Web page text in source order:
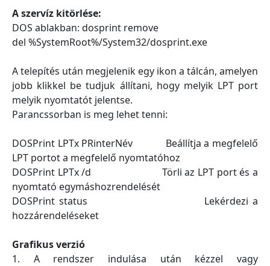
A szervíz kitörlése:
DOS ablakban: dosprint remove
del %SystemRoot%/System32/dosprint.exe
A telepítés után megjelenik egy ikon a tálcán, amelyen
jobb klikkel be tudjuk állítani, hogy melyik LPT port
melyik nyomtatót jelentse.
Parancssorban is meg lehet tenni:
DOSPrint LPTx PRinterNév Beállítja a megfelelő
LPT portot a megfelelő nyomtatóhoz
DOSPrint LPTx /d Törli az LPT port és a
nyomtató egymáshozrendelését
DOSPrint status Lekérdezi a
hozzárendeléseket
Grafikus verzió
1. A rendszer indulása után kézzel vagy